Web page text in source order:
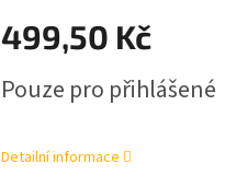
499,50 Kč
cena:
Pouze pro přihlášené
Detailní informace